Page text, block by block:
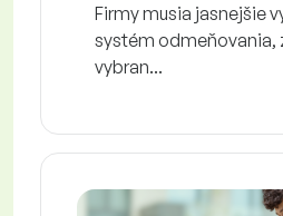
Firmy musia jasnejšie
systém odmeňovania,
vybran...